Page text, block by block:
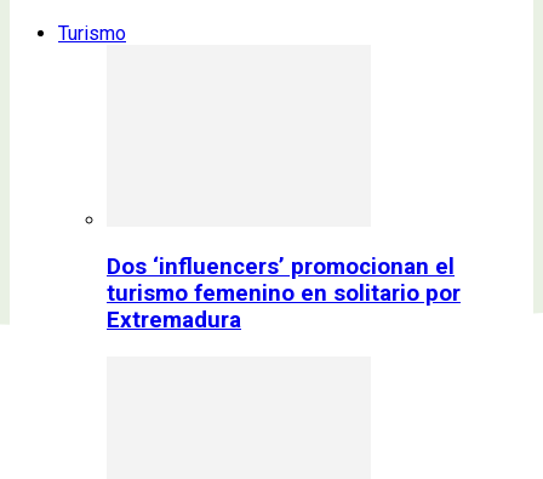
Turismo
Dos ‘influencers’ promocionan el
turismo femenino en solitario por
Extremadura